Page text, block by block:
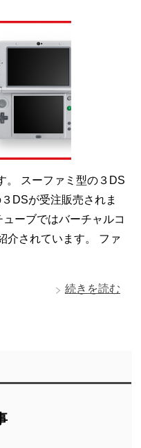
。 スーファミ型の３DS
DSが受注販売されま
ーブではバーチャルコ
介されています。 ファ
続きを読む